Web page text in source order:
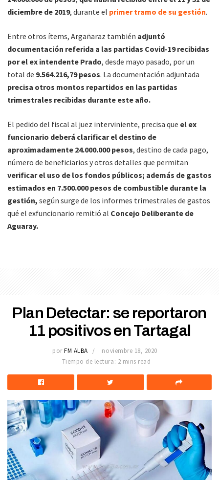
diciembre de 2019, durante el primer tramo de su gestión.
Entre otros ítems, Argañaraz también adjuntó
documentación referida a las partidas Covid-19 recibidas
por el ex intendente Prado, desde mayo pasado, por un
total de 9.564.216,79 pesos. La documentación adjuntada
precisa otros montos repartidos en las partidas
trimestrales recibidas durante este año.
El pedido del fiscal al juez interviniente, precisa que el ex
funcionario deberá clarificar el destino de
aproximadamente 24.000.000 pesos, destino de cada pago,
número de beneficiarios y otros detalles que permitan
verificar el uso de los fondos públicos; además de gastos
estimados en 7.500.000 pesos de combustible durante la
gestión, según surge de los informes trimestrales de gastos
qué el exfuncionario remitió al Concejo Deliberante de
Aguaray.
Plan Detectar: se reportaron
11 positivos en Tartagal
por FM ALBA
noviembre 18, 2020
Tiempo de lectura: 2 mins read